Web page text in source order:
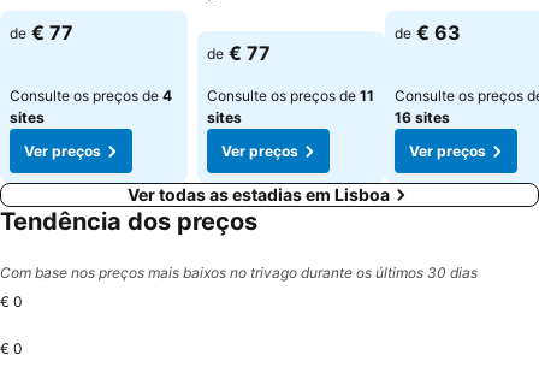
de € 77
Consulte os preços de 4
sites
Ver preços
de € 77
Consulte os preços de 11
sites
Ver preços
de € 63
Consulte os preços
16 sites
Ver preços
Ver todas as estadias em Lisboa
Tendência dos preços
Com base nos preços mais baixos no trivago durante os últimos 30 dias
€ 0
€ 0